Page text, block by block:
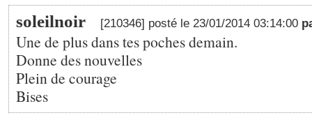
soleilnoir [210346] posté le 23/01/2014 03:14:00
Une de plus dans tes poches demain.
Donne des nouvelles
Plein de courage
Bises